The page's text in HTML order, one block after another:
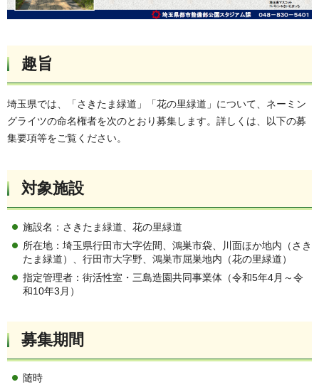
趣旨
埼玉県では、「さきたま緑道」「花の里緑道」について、ネーミン
グライツの命名権者を次のとおり募集します。詳しくは、以下の募
集要項等をご覧ください。
対象施設
施設名：さきたま緑道、花の里緑道
所在地：埼玉県行田市大字佐間、鴻巣市袋、川面ほか地内（さき
たま緑道）、行田市大字野、鴻巣市屈巣地内（花の里緑道）
指定管理者：街活性室・三島造園共同事業体（令和5年4月～令
和10年3月）
募集期間
随時